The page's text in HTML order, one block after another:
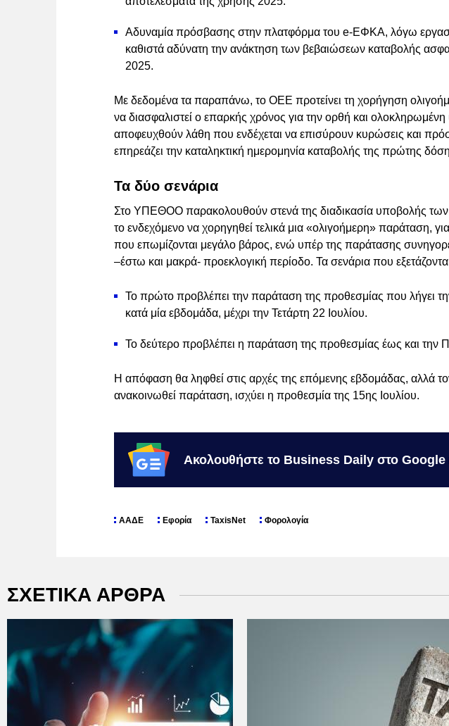
Αδυναμία πρόσβασης στην πλατφόρμα του e-ΕΦΚΑ, λόγω
καθιστά αδύνατη την ανάκτηση των βεβαιώσεων καταβολής
2025.
Με δεδομένα τα παραπάνω, το ΟΕΕ προτείνει τη χορήγηση
να διασφαλιστεί ο επαρκής χρόνος για την ορθή και
αποφευχθούν λάθη που ενδέχεται να επισύρουν κυρώσεις και
επηρεάζει την καταληκτική ημερομηνία καταβολής της πρώτης
Τα δύο σενάρια
Στο ΥΠΕΘΟΟ παρακολουθούν στενά της διαδικασία υποβολής
το ενδεχόμενο να χορηγηθεί τελικά μια «ολιγοήμερη» παράταση,
που επωμίζονται μεγάλο βάρος, ενώ υπέρ της παράτασης
–έστω και μακρά- προεκλογική περίοδο. Τα σενάρια που
Το πρώτο προβλέπει την παράταση της προθεσμίας που λήγει
κατά μία εβδομάδα, μέχρι την Τετάρτη 22 Ιουλίου.
Το δεύτερο προβλέπει η παράταση της προθεσμίας έως και την
Η απόφαση θα ληφθεί στις αρχές της επόμενης εβδομάδας, αλλά
ανακοινωθεί παράταση, ισχύει η προθεσμία της 15ης Ιουλίου.
Ακολουθήστε το Business Daily στο
ΑΑΔΕ Εφορία TaxisNet Φορολογία
ΣΧΕΤΙΚΑ ΑΡΘΡΑ